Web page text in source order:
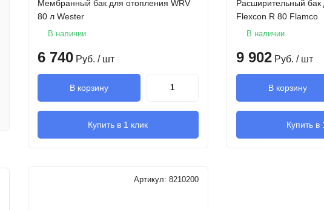
Мембранный бак для отопления WRV
80 л Wester
В наличии
6 740 Руб. / шт
В корзину
Купить в 1 клик
Расширительный бак
Flexcon R 80 Flamco
В наличии
9 902 Руб. / шт
В корзину
Купить в
Артикул: 8210200